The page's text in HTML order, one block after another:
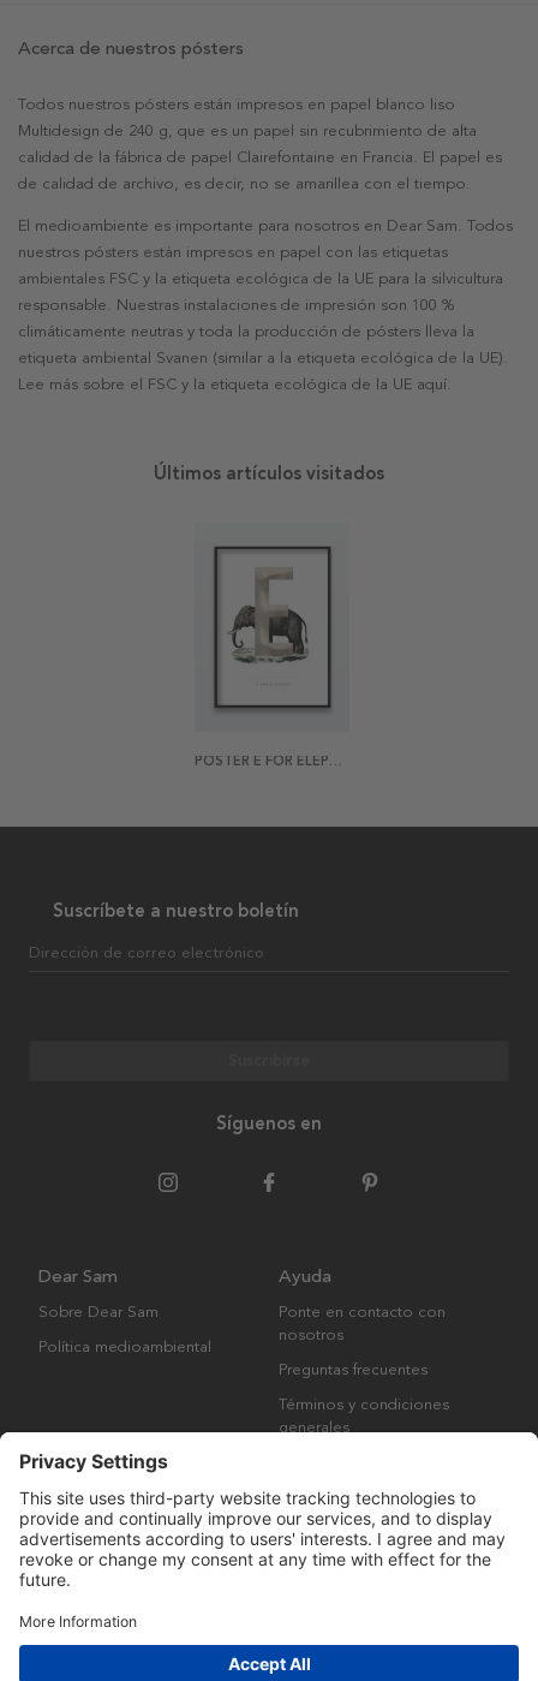
Acerca de nuestros pósters
Todos nuestros pósters están impresos en papel blanco liso
Multidesign de 240 g, que es un papel sin recubrimiento de alta
calidad de la fábrica de papel Clairefontaine en Francia. El papel es
de calidad de archivo, es decir, no se amarillea con el tiempo.
El medioambiente es importante para nosotros en Dear Sam. Todos
nuestros pósters están impresos en papel con las etiquetas
ambientales FSC y la etiqueta ecológica de la UE para la silvicultura
responsable. Nuestras instalaciones de impresión son 100 %
climáticamente neutras y toda la producción de pósters lleva la
etiqueta ambiental Svanen (similar a la etiqueta ecológica de la UE).
Lee más sobre el FSC y la etiqueta ecológica de la UE aquí.
Últimos artículos visitados
POSTER E FOR ELEPHANT
Suscríbete a nuestro boletín
Dirección de correo electrónico
Síguenos en
Dear Sam
Sobre Dear Sam
Política medioambiental
Ayuda
Ponte en contacto con
nosotros
Preguntas frecuentes
Términos y condiciones
generales
Derechos de autor © Many Brands AB 2023. Todos los derechos